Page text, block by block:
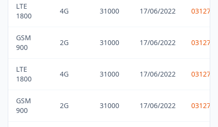
LTE
1800
4G 31000 17/06/2022
GSM
900
2G 31000 17/06/2022
LTE
1800
4G 31000 17/06/2022
GSM
900
2G 31000 17/06/2022